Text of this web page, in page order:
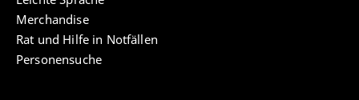
Merchandise
Rat und Hilfe in Notfällen
Personensuche